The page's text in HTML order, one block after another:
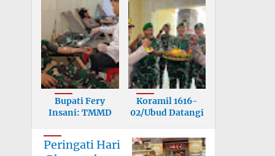
Bupati Fery
Insani: TMMD
Koramil 1616-
02/Ubud Datangi
Peringati Hari